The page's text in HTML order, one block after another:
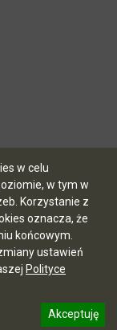
w celu
w tym w
Korzystanie z
oznacza, że
końcowym.
ustawień
Polityce
Akceptuję
o.o. w Bydgoszczy